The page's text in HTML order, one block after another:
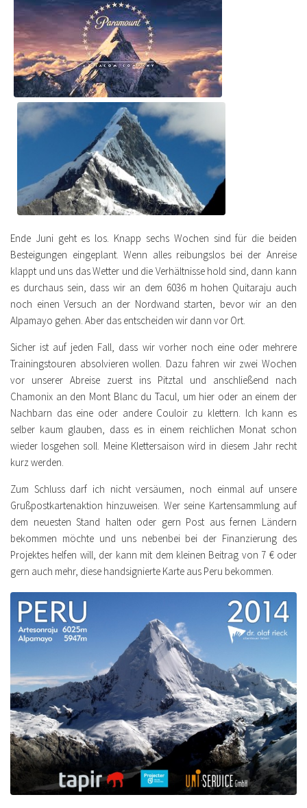
Ende Juni geht es los. Knapp sechs Wochen sind für die beiden
Besteigungen eingeplant. Wenn alles reibungslos bei der Anreise
klappt und uns das Wetter und die Verhältnisse hold sind, dann kann
es durchaus sein, dass wir an dem 6036 m hohen Quitaraju auch
noch einen Versuch an der Nordwand starten, bevor wir an den
Alpamayo gehen. Aber das entscheiden wir dann vor Ort.
Sicher ist auf jeden Fall, dass wir vorher noch eine oder mehrere
Trainingstouren absolvieren wollen. Dazu fahren wir zwei Wochen
vor unserer Abreise zuerst ins Pitztal und anschließend nach
Chamonix an den Mont Blanc du Tacul, um hier oder an einem der
Nachbarn das eine oder andere Couloir zu klettern. Ich kann es
selber kaum glauben, dass es in einem reichlichen Monat schon
wieder losgehen soll. Meine Klettersaison wird in diesem Jahr recht
kurz werden.
Zum Schluss darf ich nicht versäumen, noch einmal auf unsere
Grußpostkartenaktion hinzuweisen. Wer seine Kartensammlung auf
dem neuesten Stand halten oder gern Post aus fernen Ländern
bekommen möchte und uns nebenbei bei der Finanzierung des
Projektes helfen will, der kann mit dem kleinen Beitrag von 7 € oder
gern auch mehr, diese handsignierte Karte aus Peru bekommen.